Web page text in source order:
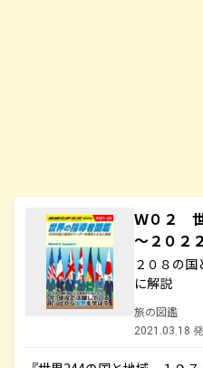
Ｗ０２
～２０２
２０８の
に解説
旅の図鑑
2021.03.18